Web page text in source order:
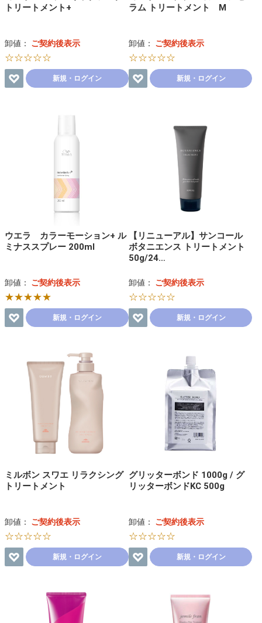
トリートメント+
卸値： ご契約後表示
☆☆☆☆☆
新規・ログイン
ラム トリートメント M
卸値： ご契約後表示
☆☆☆☆☆
新規・ログイン
ウエラ カラーモーション+ ル
ミナススプレー 200ml
卸値： ご契約後表示
★★★★★
新規・ログイン
【リニューアル】サンコール
ボタニエンス トリートメント
50g/24…
卸値： ご契約後表示
☆☆☆☆☆
新規・ログイン
ミルボン スワエ リラクシング
トリートメント
卸値： ご契約後表示
☆☆☆☆☆
新規・ログイン
グリッターボンド 1000g / グ
リッターボンドKC 500g
卸値： ご契約後表示
☆☆☆☆☆
新規・ログイン